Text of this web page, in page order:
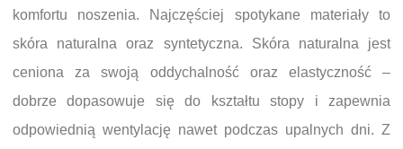
komfortu noszenia. Najczęściej spotykane materiały to
skóra naturalna oraz syntetyczna. Skóra naturalna jest
ceniona za swoją oddychalność oraz elastyczność –
dobrze dopasowuje się do kształtu stopy i zapewnia
odpowiednią wentylację nawet podczas upalnych dni. Z